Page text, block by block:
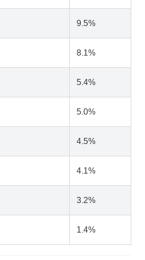
9.5%
8.1%
5.4%
5.0%
4.5%
4.1%
3.2%
1.4%